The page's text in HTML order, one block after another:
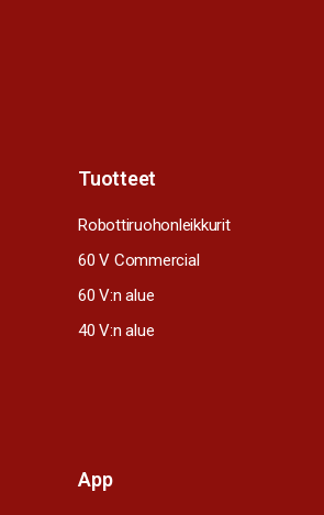
Tuotteet
Robottiruohonleikkurit
60 V Commercial
60 V:n alue
40 V:n alue
App